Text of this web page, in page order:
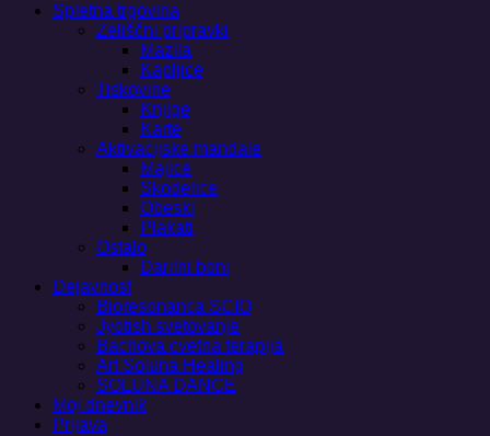
Spletna trgovina
Zeliščni pripravki
Mazila
Kapljice
Tiskovine
Knjige
Karte
Aktivacijske mandale
Majice
Skodelice
Obeski
Plakati
Ostalo
Darilni boni
Dejavnost
Bioresonanca SCIO
Jyotish svetovanje
Bachova cvetna terapija
Art Soluna Healing
SOLUNA DANCE
Moj dnevnik
Prijava